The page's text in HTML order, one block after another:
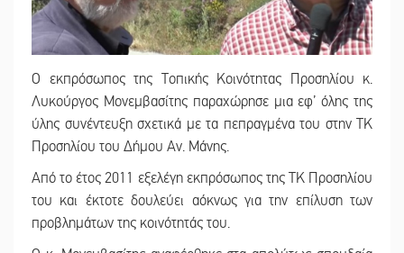
Ο εκπρόσωπος της Τοπικής Κοινότητας Προσηλίου κ.
Λυκούργος Μονεμβασίτης παραχώρησε μια εφ’ όλης της
ύλης συνέντευξη σχετικά με τα πεπραγμένα του στην ΤΚ
Προσηλίου του Δήμου Αν. Μάνης.
Από το έτος 2011 εξελέγη εκπρόσωπος της ΤΚ Προσηλίου
του και έκτοτε δουλεύει αόκνως για την επίλυση των
προβλημάτων της κοινότητάς του.